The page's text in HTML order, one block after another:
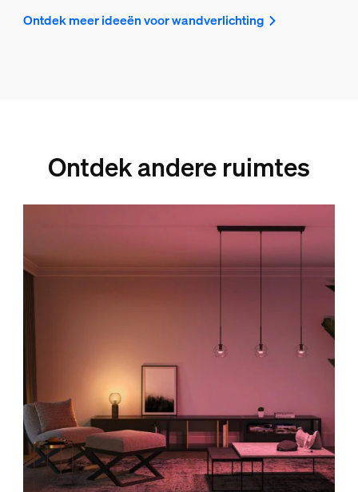
Ontdek meer ideeën voor wandverlichting
Ontdek andere ruimtes